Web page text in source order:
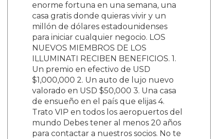
enorme fortuna en una semana, una
casa gratis donde quieras vivir y un
millón de dólares estadounidenses
para iniciar cualquier negocio. LOS
NUEVOS MIEMBROS DE LOS
ILLUMINATI RECIBEN BENEFICIOS. 1.
Un premio en efectivo de USD
$1,000,000 2. Un auto de lujo nuevo
valorado en USD $50,000 3. Una casa
de ensueño en el país que elijas 4.
Trato VIP en todos los aeropuertos del
mundo Debes tener al menos 20 años
para contactar a nuestros socios. No te